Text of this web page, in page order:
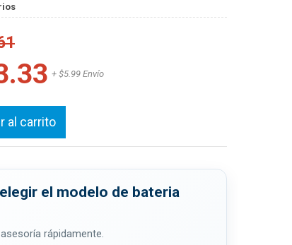
+ $5.99 Envío
al carrito
el modelo de bateria
rápidamente.